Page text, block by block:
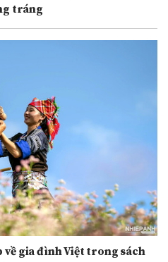
tráng
về gia đình Việt trong sách